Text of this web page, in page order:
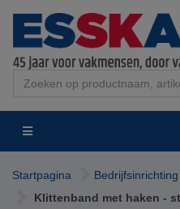
Startpagina Bedrijfsinrichting
Klittenband met haken -